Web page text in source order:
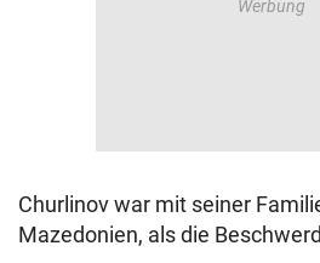
Churlinov war mit seiner
Mazedonien, als die